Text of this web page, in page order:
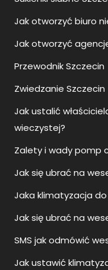
Jak otworzyć biuro
Jak otworzyć
Przewodnik Szczecin
Zwiedzanie Szczecin
Jak ustalić
wieczystej?
Zalety i wady pomp
Jak się ubrać na
Jaka klimatyzacja
Jak się ubrać na
SMS jak odmówić
Jak ustawić